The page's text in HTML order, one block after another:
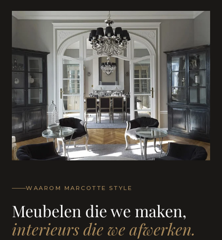
WAAROM MARCOTTE STYLE
Meubelen die we maken,
interieurs die we afwerken.